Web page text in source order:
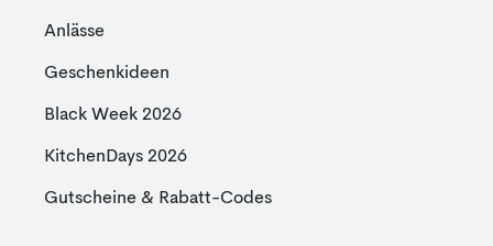
Anlässe
Geschenkideen
Black Week 2026
KitchenDays 2026
Gutscheine & Rabatt-Codes